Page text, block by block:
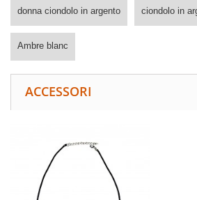
donna ciondolo in argento ciondolo in
Ambre blanc
ACCESSORI